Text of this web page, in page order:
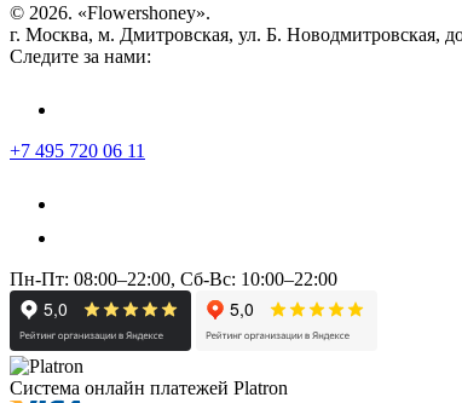
© 2026. «Flowershoney».
г. Москва, м. Дмитровская, ул. Б. Новодмитровская,
Следите за нами:
+7 495 720 06 11
Пн-Пт: 08:00–22:00, Сб-Вс: 10:00–22:00
Система онлайн платежей Platron